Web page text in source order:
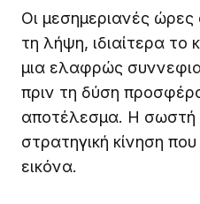
Οι μεσημεριανές
τη λήψη, ιδιαίτερα το
μια ελαφρώς
πριν τη δύση
αποτέλεσμα. Η σωστή
στρατηγική κίνηση
εικόνα.